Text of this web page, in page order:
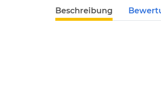
Beschreibung